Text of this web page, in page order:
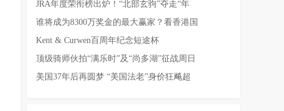
JRA年度荣衔榜出炉！“北部玄驹”夺走“年
谁将成为8300万奖金的最大赢家？看香港国
Kent & Curwen百周年纪念短途杯
顶级骑师伙拍“满乐时”及“尚多湖”征战周日
美国37年后再圆梦 “美国法老”身价狂飚超